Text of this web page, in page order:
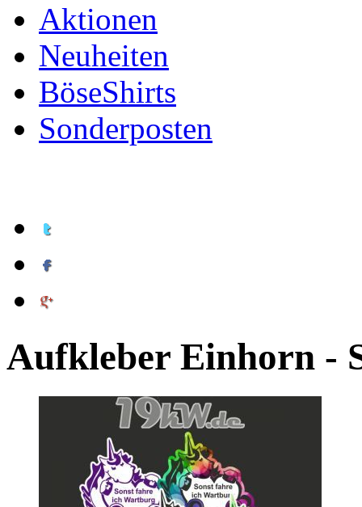
Aktionen
Neuheiten
BöseShirts
Sonderposten
Aufkleber Einhorn -